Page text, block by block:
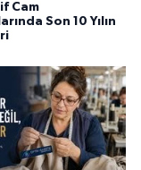
Cam
Son 10 Yılın